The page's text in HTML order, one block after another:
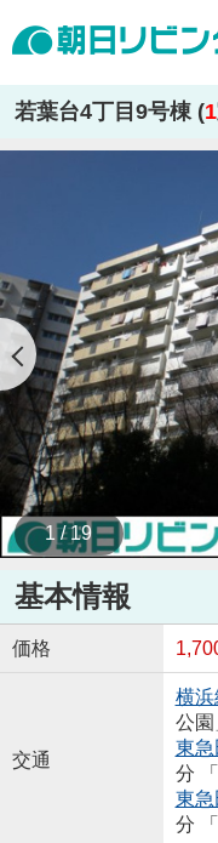
若葉台4丁目9号棟 (1
1 / 19
基本情報
価格
交通
横浜
公園
東急
分
東急
分